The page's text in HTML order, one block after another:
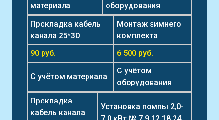
материала
оборудования
Прокладка кабель
канала 25*30
Монтаж зимнего
комплекта
90 руб.
6 500 руб.
С учётом материала
С учётом
оборудования
Прокладка
кабель канала
Установка помпы 2,0-
7,0 кВт № 7,9,12,18,24